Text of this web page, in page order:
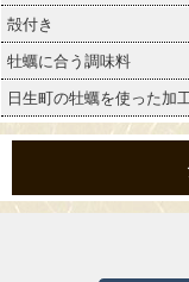
殻付き
牡蠣に合う調味料
日生町の牡蠣を使った加